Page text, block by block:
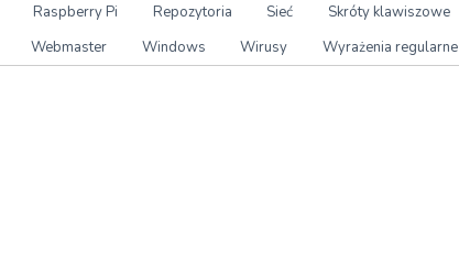
Raspberry Pi Repozytoria Sieć Skróty klawiszowe
Webmaster Windows Wirusy Wyrażenia regularne